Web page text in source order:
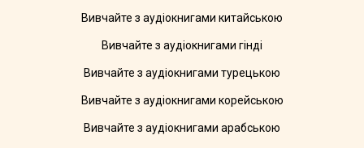
Вивчайте з аудіокнигами китайською
Вивчайте з аудіокнигами гінді
Вивчайте з аудіокнигами турецькою
Вивчайте з аудіокнигами корейською
Вивчайте з аудіокнигами арабською